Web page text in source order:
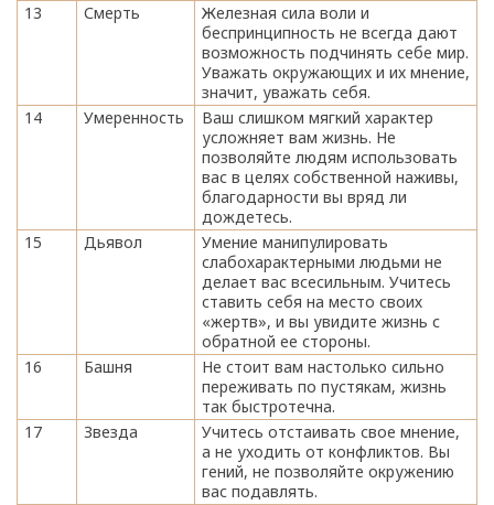
13
Смерть
Железная сила воли и
беспринципность не всегда дают
возможность подчинять себе мир.
Уважать окружающих и их мнение,
значит, уважать себя.
14
Умеренность
Ваш слишком мягкий характер
усложняет вам жизнь. Не
позволяйте людям использовать
вас в целях собственной наживы,
благодарности вы вряд ли
дождетесь.
15
Дьявол
Умение манипулировать
слабохарактерными людьми не
делает вас всесильным. Учитесь
ставить себя на место своих
«жертв», и вы увидите жизнь с
обратной ее стороны.
16
Башня
Не стоит вам настолько сильно
переживать по пустякам, жизнь
так быстротечна.
17
Звезда
Учитесь отстаивать свое мнение,
а не уходить от конфликтов. Вы
гений, не позволяйте окружению
вас подавлять.